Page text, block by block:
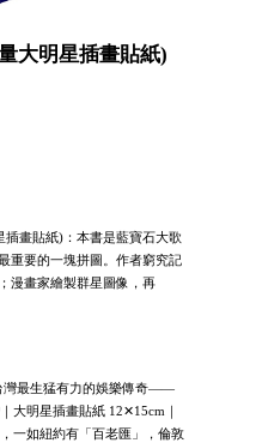
大明星插畫貼紙)
畫貼紙)：本書是藍寶石大歌
重要的一塊拼圖。作者窮究記
漫畫家繪製群星圖像，再
灣最生猛有力的娛樂傳奇——
明星插畫貼紙 12✕15cm｜
一如紐約有「百老匯」，倫敦